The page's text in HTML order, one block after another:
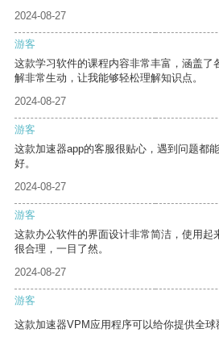
2024-08-27
游客
这款学习软件的课程内容非常丰富，涵盖了
解非常生动，让我能够轻松理解知识点。
2024-08-27
游客
这款加速器app的客服很贴心，遇到问题都
好。
2024-08-27
游客
这款办公软件的界面设计非常简洁，使用起
很合理，一目了然。
2024-08-27
游客
这款加速器VPM应用程序可以给你提供全球